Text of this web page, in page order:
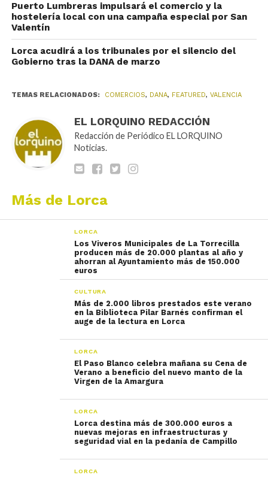
Puerto Lumbreras impulsará el comercio y la
hostelería local con una campaña especial por San
Valentín
Lorca acudirá a los tribunales por el silencio del
Gobierno tras la DANA de marzo
TEMAS RELACIONADOS: COMERCIOS, DANA, FEATURED, VALENCIA
EL LORQUINO REDACCIÓN
Redacción de Periódico EL LORQUINO
Noticias.
Más de Lorca
LORCA
Los Viveros Municipales de La Torrecilla
producen más de 20.000 plantas al año y
ahorran al Ayuntamiento más de 150.000
euros
CULTURA
Más de 2.000 libros prestados este verano
en la Biblioteca Pilar Barnés confirman el
auge de la lectura en Lorca
LORCA
El Paso Blanco celebra mañana su Cena de
Verano a beneficio del nuevo manto de la
Virgen de la Amargura
LORCA
Lorca destina más de 300.000 euros a
nuevas mejoras en infraestructuras y
seguridad vial en la pedanía de Campillo
LORCA